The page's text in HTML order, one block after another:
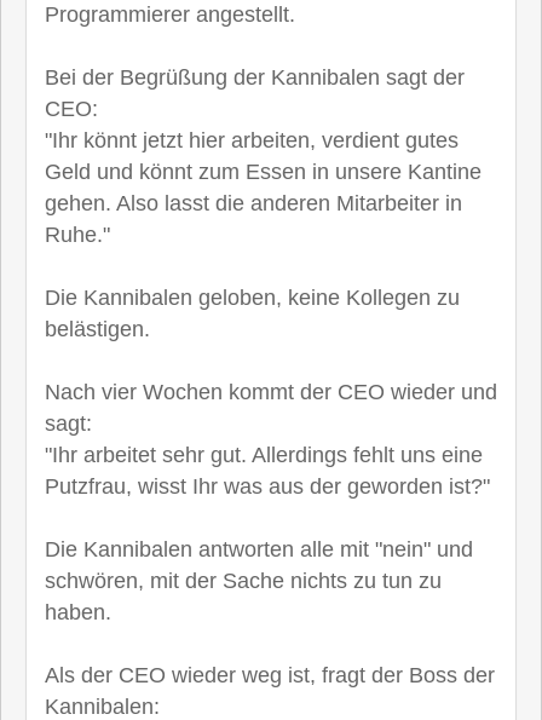
Programmierer angestellt.
Bei der Begrüßung der Kannibalen sagt der
CEO:
"Ihr könnt jetzt hier arbeiten, verdient gutes
Geld und könnt zum Essen in unsere Kantine
gehen. Also lasst die anderen Mitarbeiter in
Ruhe."
Die Kannibalen geloben, keine Kollegen zu
belästigen.
Nach vier Wochen kommt der CEO wieder und
sagt:
"Ihr arbeitet sehr gut. Allerdings fehlt uns eine
Putzfrau, wisst Ihr was aus der geworden ist?"
Die Kannibalen antworten alle mit "nein" und
schwören, mit der Sache nichts zu tun zu
haben.
Als der CEO wieder weg ist, fragt der Boss der
Kannibalen: